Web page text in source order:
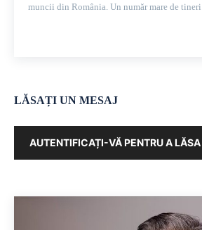
muncii din România. Un număr mare de tineri
LĂSAȚI UN MESAJ
AUTENTIFICAȚI-VĂ PENTRU A